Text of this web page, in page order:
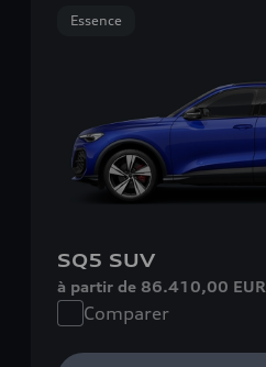
Essence
SQ5 SUV
à partir de 86.410,00 EUR
Comparer